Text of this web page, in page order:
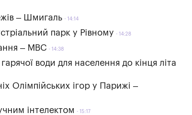
– Шмигаль 14:14
парк у Рівному 14:28
– МВС 14:38
води для населення до кінця літа
Олімпійських ігор у Парижі –
інтелектом 15:17